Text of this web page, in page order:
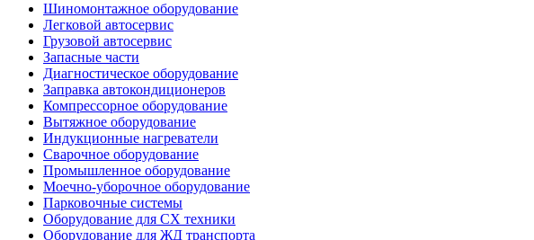
Шиномонтажное оборудование
Легковой автосервис
Грузовой автосервис
Запасные части
Диагностическое оборудование
Заправка автокондиционеров
Компрессорное оборудование
Вытяжное оборудование
Индукционные нагреватели
Сварочное оборудование
Промышленное оборудование
Моечно-уборочное оборудование
Парковочные системы
Оборудование для СХ техники
Оборудование для ЖД транспорта